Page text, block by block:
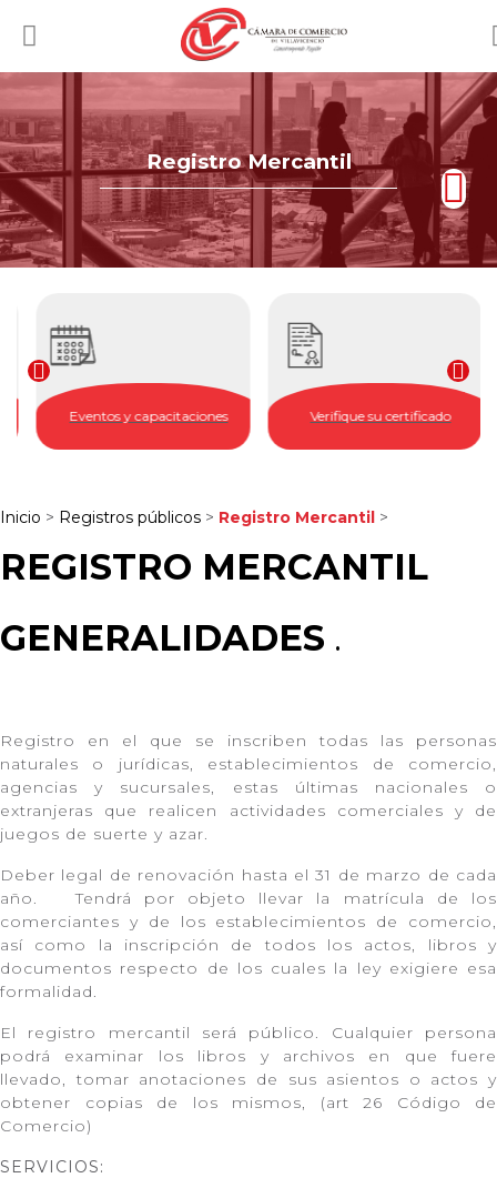
Eventos y capacitaciones Verifique su certificado
Inicio > Registros públicos > Registro Mercantil >
Registro Mercantil
REGISTRO MERCANTIL
GENERALIDADES .
Registro en el que se inscriben todas las personas
naturales o jurídicas, establecimientos de comercio,
agencias y sucursales, estas últimas nacionales o
extranjeras que realicen actividades comerciales y de
juegos de suerte y azar.
Deber legal de renovación hasta el 31 de marzo de cada
año. Tendrá por objeto llevar la matrícula de los
comerciantes y de los establecimientos de comercio,
así como la inscripción de todos los actos, libros y
documentos respecto de los cuales la ley exigiere esa
formalidad.
El registro mercantil será público. Cualquier persona
podrá examinar los libros y archivos en que fuere
llevado, tomar anotaciones de sus asientos o actos y
obtener copias de los mismos, (art 26 Código de
Comercio)
SERVICIOS: